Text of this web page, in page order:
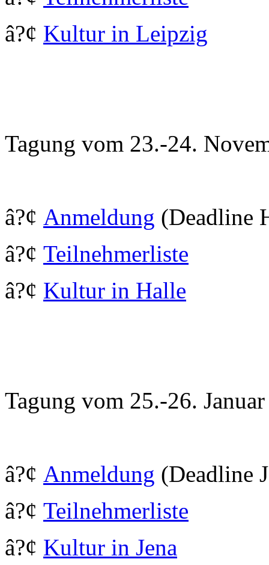
â?¢ Kultur in Leipzig
Tagung vom 23.-24.
â?¢ Anmeldung (Deadline
â?¢ Teilnehmerliste
â?¢ Kultur in Halle
Tagung vom 25.-26.
â?¢ Anmeldung (Deadline
â?¢ Teilnehmerliste
â?¢ Kultur in Jena